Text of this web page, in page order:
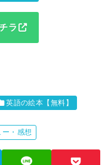
ラ
英語の絵本【無料】
・感想